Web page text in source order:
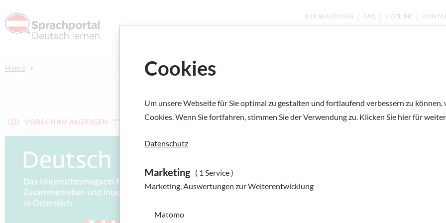
KURSKALENDER FAQ HOTLINE
Home
VORSCHAU ANZEIGEN
Arbeit und
Hier lernen Sie, wie man über Berufe
Cookies
Um unsere Webseite für Sie optimal zu gestalten und fortlaufend verbessern zu
Cookies. Wenn Sie fortfahren, stimmen Sie der Verwendung zu. Klicken Sie hier für
Datenschutz
Marketing ( 1 Service )
Marketing, Auswertungen zur Weiterentwicklung
Matomo